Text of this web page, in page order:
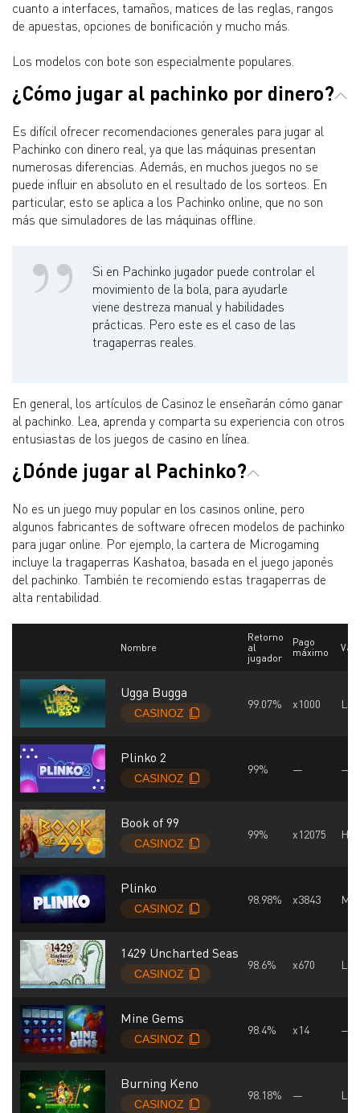
cuanto a interfaces, tamaños, matices de las reglas, rangos
de apuestas, opciones de bonificación y mucho más.
Los modelos con bote son especialmente populares.
¿Cómo jugar al pachinko por dinero?
Es difícil ofrecer recomendaciones generales para jugar al
Pachinko con dinero real, ya que las máquinas presentan
numerosas diferencias. Además, en muchos juegos no se
puede influir en absoluto en el resultado de los sorteos. En
particular, esto se aplica a los Pachinko online, que no son
más que simuladores de las máquinas offline.
Si en Pachinko jugador puede controlar el
movimiento de la bola, para ayudarle
viene destreza manual y habilidades
prácticas. Pero este es el caso de las
tragaperras reales.
En general, los artículos de Casinoz le enseñarán cómo ganar
al pachinko. Lea, aprenda y comparta su experiencia con otros
entusiastas de los juegos de casino en línea.
¿Dónde jugar al Pachinko?
No es un juego muy popular en los casinos online, pero
algunos fabricantes de software ofrecen modelos de pachinko
para jugar online. Por ejemplo, la cartera de Microgaming
incluye la tragaperras Kashatoa, basada en el juego japonés
del pachinko. También te recomiendo estas tragaperras de
alta rentabilidad.
Nombre
Retorno
al
jugador
Pago
máximo
Ugga Bugga
99.07% x1000
Plinko 2
99% — —
Book of 99
99% x12075
Plinko
98.98% x3843
1429 Uncharted Seas
98.6% x670
Mine Gems
98.4% x14 —
Burning Keno
98.18% —